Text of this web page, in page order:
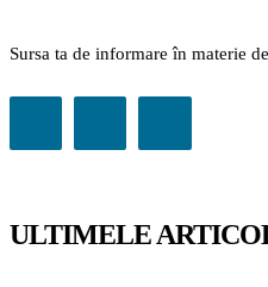
Sursa ta de informare în materie
ULTIMELE